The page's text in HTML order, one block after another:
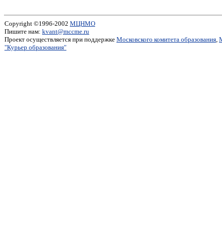
Copyright ©1996-2002 МЦНМО
Пишите нам: kvant@mccme.ru
Проект осуществляется при поддержке Московского комитета образования,
"Курьер образования"